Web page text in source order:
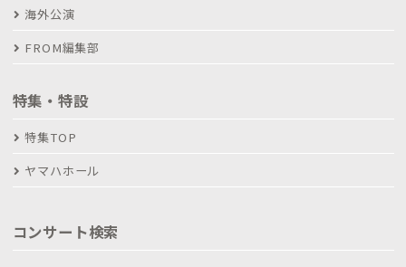
海外公演
FROM編集部
特集・特設
特集TOP
ヤマハホール
コンサート検索